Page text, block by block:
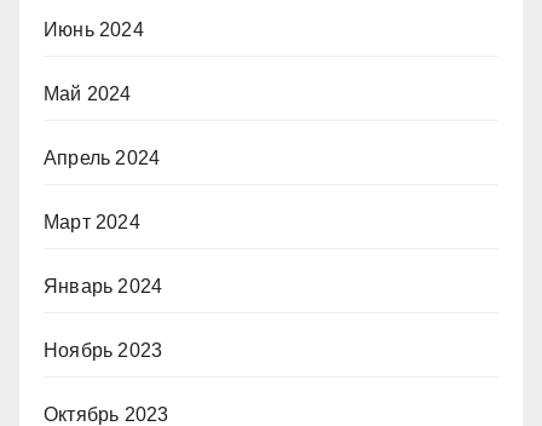
Июнь 2024
Май 2024
Апрель 2024
Март 2024
Январь 2024
Ноябрь 2023
Октябрь 2023